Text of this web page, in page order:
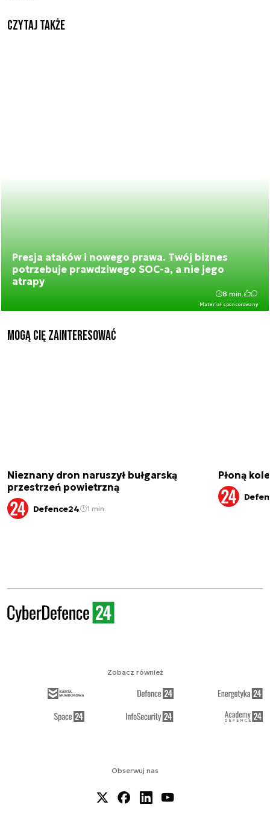
Czytaj także
Presja ataków i nowego prawa. Twój biznes
potrzebuje prawdziwego SOC-a, a nie jego
atrapy
Materiał sponsorowany
8 min.
Mogą Cię zainteresować
Nieznany dron naruszył bułgarską
przestrzeń powietrzną
Defence24 1 min.
Płoną
Obserwuj nas
Zobacz również